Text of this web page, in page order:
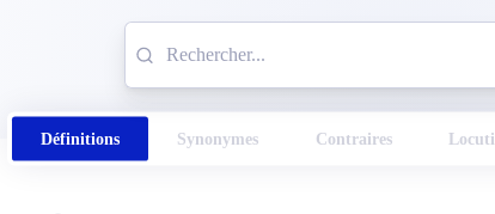
Définitions Synonymes Contraires